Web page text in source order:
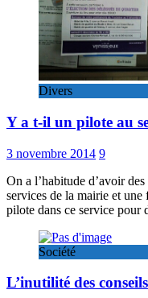
Divers
Y a t-il un pilote au
3 novembre 2014 9
On a l’habitude d’avoir
services de la mairie et
pilote dans ce service pour
Société
L’inutilité des